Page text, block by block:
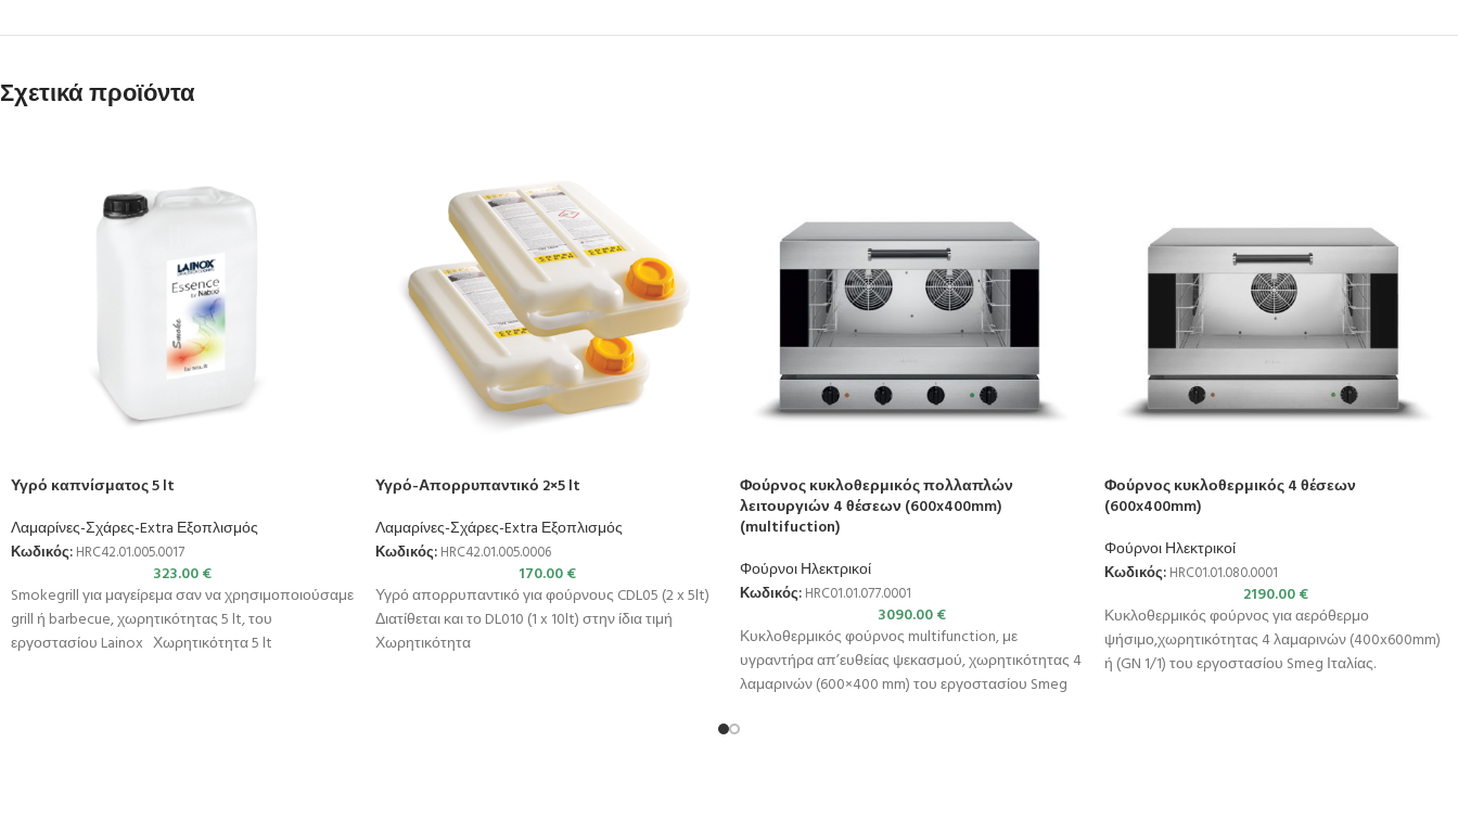
Σχετικά προϊόντα
Υγρό καπνίσματος 5 lt
Λαμαρίνες-Σχάρες-Extra Εξοπλισμός
Κωδικός: HRC42.01.005.0017
323.00€
Smokegrill για μαγείρεμα σαν να χρησιμοποιούσαμε
grill ή barbecue, χωρητικότητας 5 lt, του
εργοστασίου Lainox Χωρητικότητα 5 lt
Υγρό-Απορρυπαντικό 2×5 lt
Λαμαρίνες-Σχάρες-Extra Εξοπλισμός
Κωδικός: HRC42.01.005.0006
170.00€
Υγρό απορρυπαντικό για φούρνους CDL05 (2 x 5lt)
Διατίθεται και το DL010 (1 x 10lt) στην ίδια τιμή
Χωρητικότητα
Φούρνος κυκλοθερμικός πολλαπλών
λειτουργιών 4 θέσεων (600x400mm)
(multifuction)
Φούρνοι Ηλεκτρικοί
Κωδικός: HRC01.01.077.0001
3090.00€
Κυκλοθερμικός φούρνος multifunction, με
υγραντήρα απ’ευθείας ψεκασμού, χωρητικότητας 4
λαμαρινών (600×400 mm) του εργοστασίου Smeg
Φούρνος κυκλοθερμικός 4 θέσεων
(600x400mm)
Φούρνοι Ηλεκτρικοί
Κωδικός: HRC01.01.080.0001
2190.00€
Κυκλοθερμικός φούρνος για αερόθερμο
ψήσιμο,χωρητικότητας 4 λαμαρινών (400x600mm)
ή (GN 1/1) του εργοστασίου Smeg Ιταλίας.